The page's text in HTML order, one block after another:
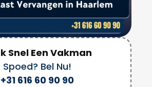
Snel Een Vakman
Spoed? Bel Nu!
+31 616 60 90 90